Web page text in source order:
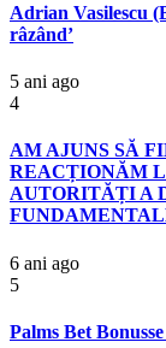
Adrian Vasilescu
râzând’
5 ani ago
4
AM AJUNS SĂ
REACȚIONĂM
AUTORITĂȚI A
6 ani ago
5
Palms Bet